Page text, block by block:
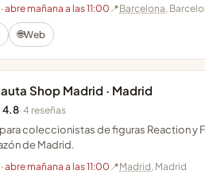
abre mañana a las 11:00 📍Barcelona,
🌐Web
Shop Madrid · Madrid
4.8· 4 reseñas
coleccionistas de figuras Reaction
de Madrid.
abre mañana a las 11:00 📍Madrid, Madrid